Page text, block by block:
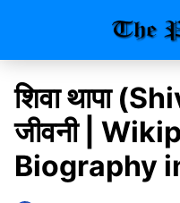
शिवा थापा
जीवनी |
Biography